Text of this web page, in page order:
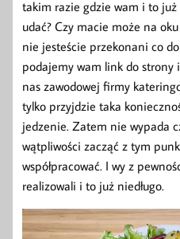
takim razie gdzie wam i to
udać? Czy macie może na
nie jesteście przekonani co
podajemy wam link do strony
nas zawodowej firmy
tylko przyjdzie taka
jedzenie. Zatem nie wypada
wątpliwości zacząć z tym
współpracować. I wy z
realizowali i to już niedługo.